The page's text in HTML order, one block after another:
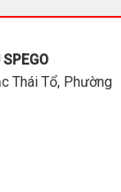
Thái Tổ, Phường